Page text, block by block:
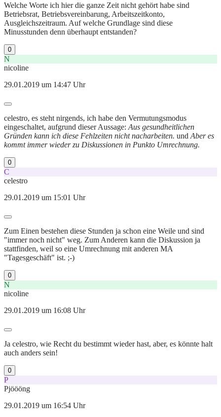
Welche Worte ich hier die ganze Zeit nicht gehört habe sind
Betriebsrat, Betriebsvereinbarung, Arbeitszeitkonto,
Ausgleichszeitraum. Auf welche Grundlage sind diese
Minusstunden denn überhaupt entstanden?
0
N
nicoline
29.01.2019 um 14:47 Uhr
celestro, es steht nirgends, ich habe den Vermutungsmodus
eingeschaltet, aufgrund dieser Aussage: Aus gesundheitlichen
Gründen kann ich diese Fehlzeiten nicht nacharbeiten. und Aber es
kommt immer wieder zu Diskussionen in Punkto Umrechnung.
0
C
celestro
29.01.2019 um 15:01 Uhr
Zum Einen bestehen diese Stunden ja schon eine Weile und sind
"immer noch nicht" weg. Zum Anderen kann die Diskussion ja
stattfinden, weil so eine Umrechnung mit anderen MA
"Tagesgeschäft" ist. ;-)
0
N
nicoline
29.01.2019 um 16:08 Uhr
Ja celestro, wie Recht du bestimmt wieder hast, aber, es könnte halt
auch anders sein!
0
P
Pjöööng
29.01.2019 um 16:54 Uhr